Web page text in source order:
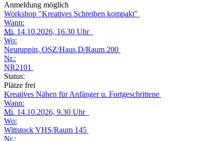
Anmeldung möglich
Workshop "Kreatives Schreiben kompakt"
Wann:
Mi. 14.10.2026, 16.30 Uhr
Wo:
Neuruppin, OSZ/Haus D/Raum 200
Nr.:
NR2101
Status:
Plätze frei
Kreatives Nähen für Anfänger u. Fortgeschrittene
Wann:
Mi. 14.10.2026, 9.30 Uhr
Wo:
Wittstock VHS/Raum 145
Nr.: